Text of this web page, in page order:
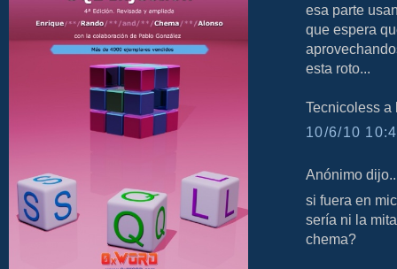
esa parte
que espera
esta roto...
Tecnicoless a
10/6/10
Anónimo
si fuera en
sería ni la
chema?